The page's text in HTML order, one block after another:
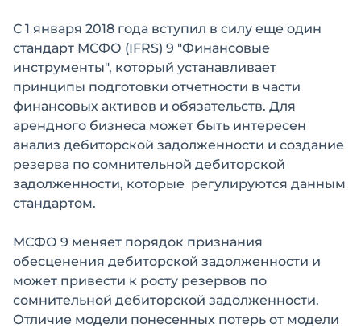
С 1 января 2018 года вступил в силу еще один
стандарт МСФО (IFRS) 9 "Финансовые
инструменты", который устанавливает
принципы подготовки отчетности в части
финансовых активов и обязательств. Для
арендного бизнеса может быть интересен
анализ дебиторской задолженности и создание
резерва по сомнительной дебиторской
задолженности, которые регулируются данным
стандартом.
МСФО 9 меняет порядок признания
обесценения дебиторской задолженности и
может привести к росту резервов по
сомнительной дебиторской задолженности.
Отличие модели понесенных потерь от модели